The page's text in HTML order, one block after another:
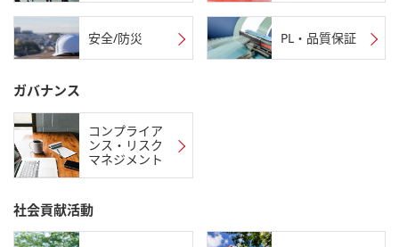
安全/防災 PL・品質保証
ガバナンス
コンプライア
ンス・リスク
マネジメント
社会貢献活動